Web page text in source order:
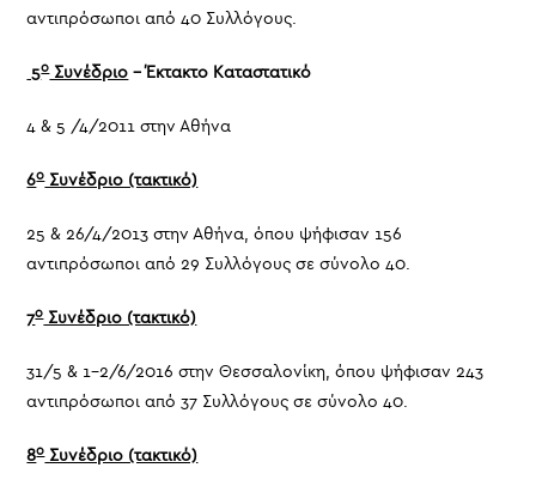
αντιπρόσωποι από 40 Συλλόγους.
5οΣυνέδριο – Έκτακτο Καταστατικό
4 & 5 /4/2011 στην Αθήνα
6οΣυνέδριο (τακτικό)
25 & 26/4/2013 στην Αθήνα, όπου ψήφισαν 156
αντιπρόσωποι από 29 Συλλόγους σε σύνολο 40.
7οΣυνέδριο (τακτικό)
31/5 & 1-2/6/2016 στην Θεσσαλονίκη, όπου ψήφισαν 243
αντιπρόσωποι από 37 Συλλόγους σε σύνολο 40.
8οΣυνέδριο (τακτικό)